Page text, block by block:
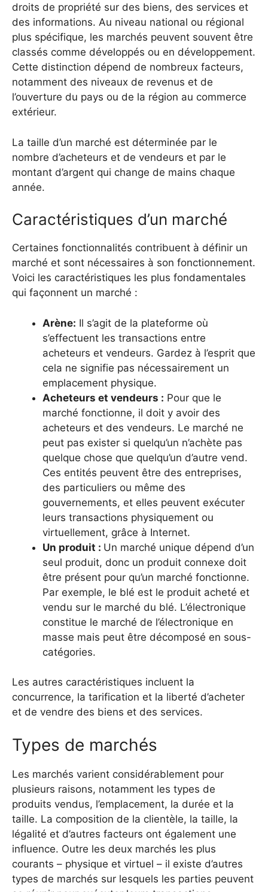
droits de propriété sur des biens, des services et
des informations. Au niveau national ou régional
plus spécifique, les marchés peuvent souvent être
classés comme développés ou en développement.
Cette distinction dépend de nombreux facteurs,
notamment des niveaux de revenus et de
l’ouverture du pays ou de la région au commerce
extérieur.
La taille d’un marché est déterminée par le
nombre d’acheteurs et de vendeurs et par le
montant d’argent qui change de mains chaque
année.
Caractéristiques d’un marché
Certaines fonctionnalités contribuent à définir un
marché et sont nécessaires à son fonctionnement.
Voici les caractéristiques les plus fondamentales
qui façonnent un marché :
Arène: Il s’agit de la plateforme où
s’effectuent les transactions entre
acheteurs et vendeurs. Gardez à l’esprit que
cela ne signifie pas nécessairement un
emplacement physique.
Acheteurs et vendeurs : Pour que le
marché fonctionne, il doit y avoir des
acheteurs et des vendeurs. Le marché ne
peut pas exister si quelqu’un n’achète pas
quelque chose que quelqu’un d’autre vend.
Ces entités peuvent être des entreprises,
des particuliers ou même des
gouvernements, et elles peuvent exécuter
leurs transactions physiquement ou
virtuellement, grâce à Internet.
Un produit : Un marché unique dépend d’un
seul produit, donc un produit connexe doit
être présent pour qu’un marché fonctionne.
Par exemple, le blé est le produit acheté et
vendu sur le marché du blé. L’électronique
constitue le marché de l’électronique en
masse mais peut être décomposé en sous-
catégories.
Les autres caractéristiques incluent la
concurrence, la tarification et la liberté d’acheter
et de vendre des biens et des services.
Types de marchés
Les marchés varient considérablement pour
plusieurs raisons, notamment les types de
produits vendus, l’emplacement, la durée et la
taille. La composition de la clientèle, la taille, la
légalité et d’autres facteurs ont également une
influence. Outre les deux marchés les plus
courants – physique et virtuel – il existe d’autres
types de marchés sur lesquels les parties peuvent